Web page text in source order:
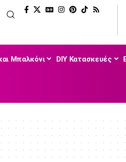
Μπαλκόνι DIY Κατασκευές